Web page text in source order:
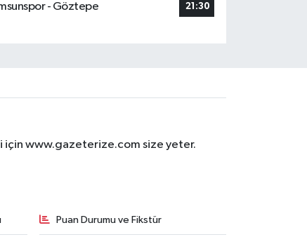
- Göztepe
21:30
için www.gazeterize.com size yeter.
Puan Durumu ve Fikstür